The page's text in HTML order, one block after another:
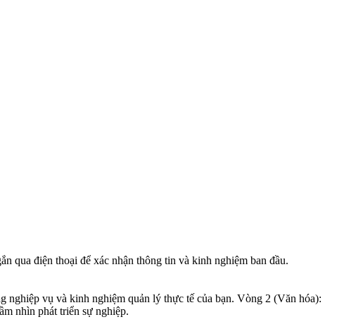
qua điện thoại để xác nhận thông tin và kinh nghiệm ban đầu.
vụ và kinh nghiệm quản lý thực tế của bạn. Vòng 2 (Văn hóa):
nhìn phát triển sự nghiệp.